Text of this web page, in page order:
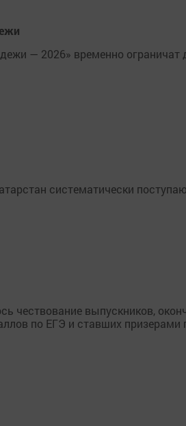
— 2026» временно ограничат
систематически
чествование выпускников,
по ЕГЭ и ставших призерами